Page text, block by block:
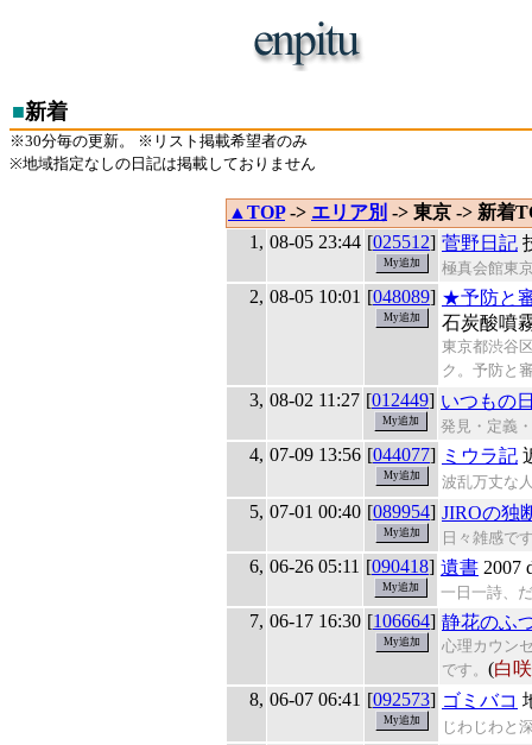
■新着
※30分毎の更新。 ※リスト掲載希望者のみ
※地域指定なしの日記は掲載しておりません
▲TOP-> エリア別 -> 東京 -> 新着
1, 08-05 23:44 [025512] 菅野日記
極真会館東
2, 08-05 10:01 [048089] ★予防と
石炭酸噴
東京都渋谷
ク。予防と
3, 08-02 11:27 [012449] いつもの
発見・定義
4, 07-09 13:56 [044077] ミウラ記
波乱万丈な
5, 07-01 00:40 [089954] JIROの独
日々雑感で
6, 06-26 05:11 [090418] 遺書 2007
一日一詩、
7, 06-17 16:30 [106664] 静花のふ
心理カウン
です。 (白
8, 06-07 06:41 [092573] ゴミバコ
じわじわと